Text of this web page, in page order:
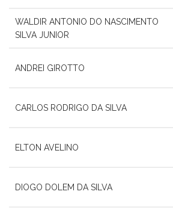
WALDIR ANTONIO DO NASCIMENTO
SILVA JUNIOR
ANDREI GIROTTO
CARLOS RODRIGO DA SILVA
ELTON AVELINO
DIOGO DOLEM DA SILVA